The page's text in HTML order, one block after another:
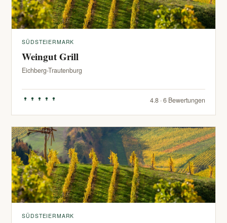
SÜDSTEIERMARK
Weingut Grill
Eichberg-Trautenburg
4.8 · 6 Bewertungen
SÜDSTEIERMARK